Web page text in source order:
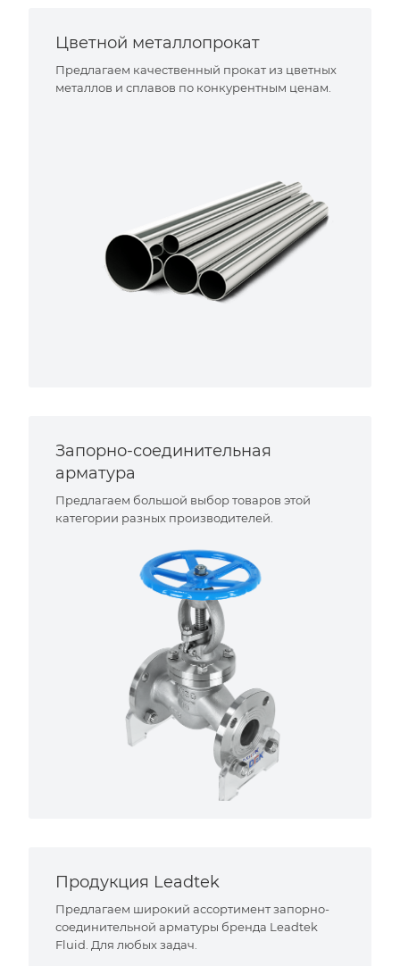
Цветной металлопрокат
Предлагаем качественный прокат из цветных
металлов и сплавов по конкурентным ценам.
Запорно-соединительная
арматура
Предлагаем большой выбор товаров этой
категории разных производителей.
Продукция Leadtek
Предлагаем широкий ассортимент запорно-
соединительной арматуры бренда Leadtek
Fluid. Для любых задач.